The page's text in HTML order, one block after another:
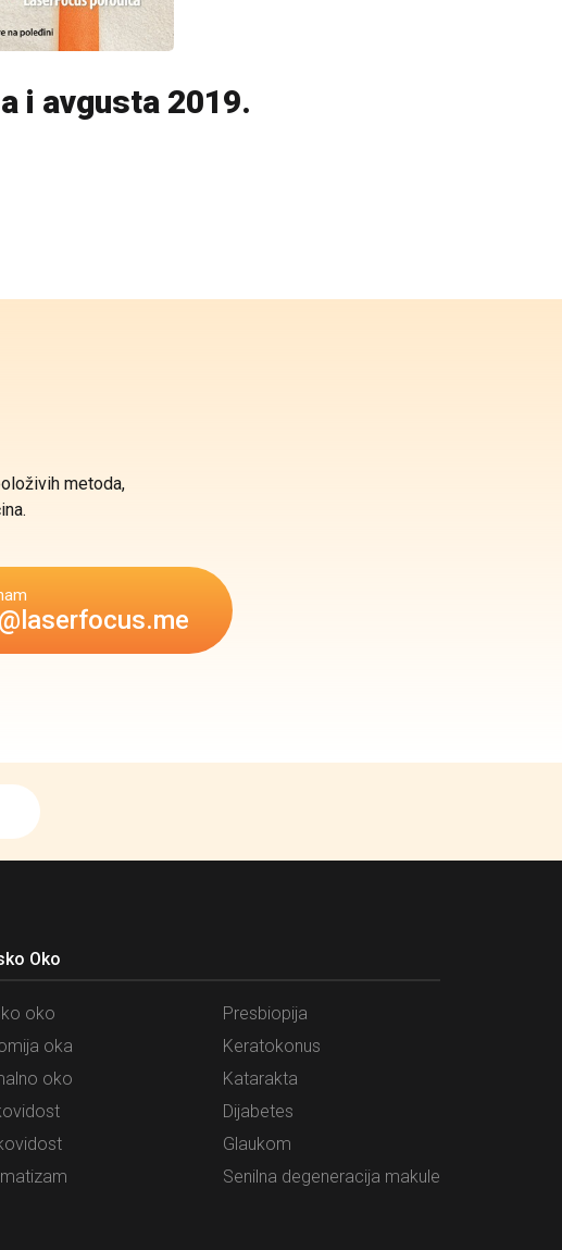
i avgusta 2019.
metoda,
Oko
oko
oka
oko
Presbiopija
Keratokonus
Katarakta
Dijabetes
Glaukom
Senilna degeneracija makule